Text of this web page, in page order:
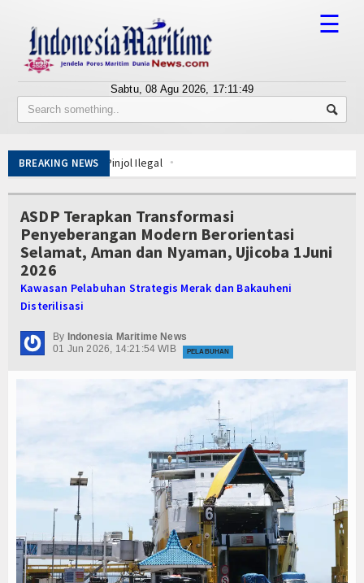
Tentang Kami
Berita
BUMN
Editorial
Edukasi
Ekspose
Kelautan dan Perikanan
Kesehatan
Khazanah
☰
Sabtu, 08 Agu 2026, 17:11:49
BREAKING NEWS
Lawan Pinjol Ilegal
Perlindungan Nyawa
Peti Kemas Ekspor
Belitung
Merah Putih
IPC TPK-Kejari Jakut Perpanjang Kerja Sama Hukum
Harley Pretelan dari China Diselundupkan Lewat Tanjung Priok
Merah Putih
Lawan Pinjol Ilegal
IPC TPK-Kejari Jakut Perpanjang Kerja Sama Hukum
Harley Pretelan dari China Diselundupkan Lewat Tanjung Priok
Perlindungan Nyawa
Peti Kemas Ekspor
ASDP Terapkan Transformasi
Penyeberangan Modern Berorientasi
Selamat, Aman dan Nyaman, Ujicoba 1Juni
2026
Kawasan Pelabuhan Strategis Merak dan Bakauheni
Disterilisasi
By Indonesia Maritime News
01 Jun 2026, 14:21:54 WIB
PELABUHAN